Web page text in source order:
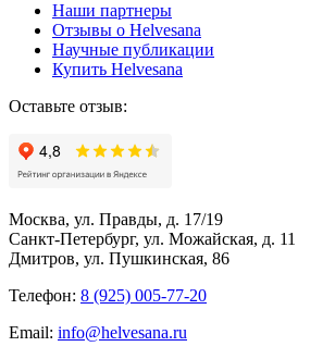
Наши партнеры
Отзывы о Helvesana
Научные публикации
Купить Helvesana
Оставьте отзыв:
Москва, ул. Правды, д. 17/19
Санкт-Петербург, ул. Можайская, д. 11
Дмитров, ул. Пушкинская, 86
Телефон: 8 (925) 005-77-20
Email: info@helvesana.ru